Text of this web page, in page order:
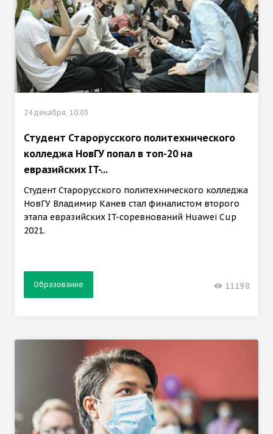
24 декабря, 10:03
Студент Старорусского политехнического
колледжа НовГУ попал в топ-20 на
евразийских IT-...
Студент Старорусского политехнического колледжа
НовГУ Владимир Канев стал финалистом второго
этапа евразийских IT-соревнований Huawei Cup
2021.
Образование 11198